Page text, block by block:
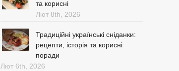
та корисні
Лют 8th, 2026
Традиційні українські сніданки:
рецепти, історія та корисні
поради
Лют 6th, 2026